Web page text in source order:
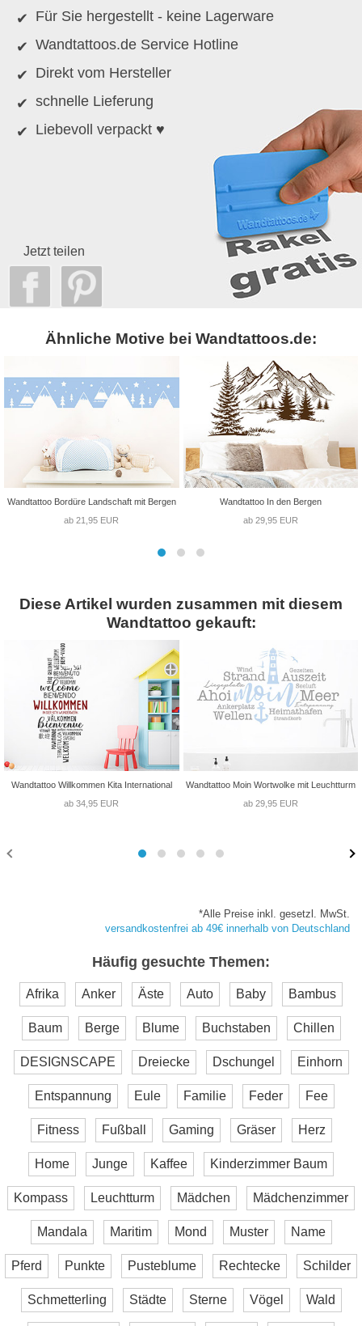
Für Sie hergestellt - keine Lagerware
Wandtattoos.de Service Hotline
Direkt vom Hersteller
schnelle Lieferung
Liebevoll verpackt ♥
Jetzt teilen
Ähnliche Motive bei Wandtattoos.de:
Wandtattoo Bordüre Landschaft mit Bergen
ab 21,95 EUR
Wandtattoo In den Bergen
ab 29,95 EUR
Diese Artikel wurden zusammen mit diesem
Wandtattoo gekauft:
Wandtattoo Willkommen Kita International
ab 34,95 EUR
Wandtattoo Moin Wortwolke mit Leuchtturm
ab 29,95 EUR
*Alle Preise inkl. gesetzl. MwSt.
versandkostenfrei ab 49€ innerhalb von Deutschland
Häufig gesuchte Themen:
Afrika Anker Äste Auto Baby Bambus
Baum Berge Blume Buchstaben Chillen
DESIGNSCAPE Dreiecke Dschungel Einhorn
Entspannung Eule Familie Feder Fee
Fitness Fußball Gaming Gräser Herz
Home Junge Kaffee Kinderzimmer Baum
Kompass Leuchtturm Mädchen Mädchenzimmer
Mandala Maritim Mond Muster Name
Pferd Punkte Pusteblume Rechtecke Schilder
Schmetterling Städte Sterne Vögel Wald